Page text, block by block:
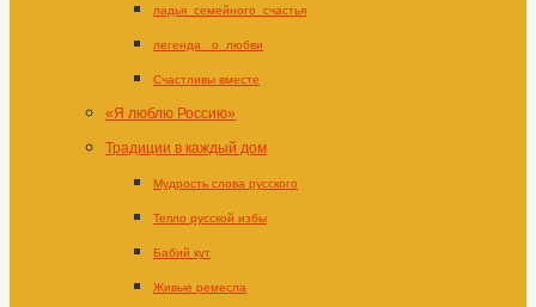
ладья_семейного_счастья
легенда _о_любви
Счастливы вместе
«Я люблю Россию»
Традиции в каждый дом
Мудрость слова русского
Тепло русской избы
Бабий кут
Живые ремесла